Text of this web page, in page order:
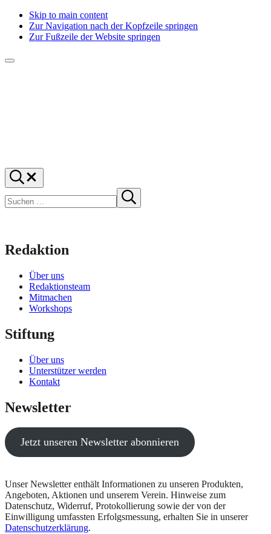
Skip to main content
Zur Navigation nach der Kopfzeile springen
Zur Fußzeile der Website springen
Menü
f1rstlife
Und
was
denkst
du?
Suchen
…
Suche
starten
Redaktion
Über uns
Redaktionsteam
Mitmachen
Workshops
Stiftung
Über uns
Unterstützer werden
Kontakt
Newsletter
Jetzt unseren Newsletter abonnieren
Unser Newsletter enthält Informationen zu unseren Produkten,
Angeboten, Aktionen und unserem Verein. Hinweise zum
Datenschutz, Widerruf, Protokollierung sowie der von der
Einwilligung umfassten Erfolgsmessung, erhalten Sie in unserer
Datenschutzerklärung.